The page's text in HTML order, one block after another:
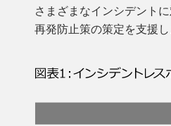
さまざまなインシデント
再発防止策の策定を支援し